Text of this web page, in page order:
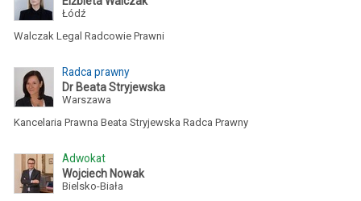
Łódź
Walczak Legal Radcowie Prawni
Radca prawny
Dr Beata Stryjewska
Warszawa
Kancelaria Prawna Beata Stryjewska Radca Prawny
Adwokat
Wojciech Nowak
Bielsko-Biała